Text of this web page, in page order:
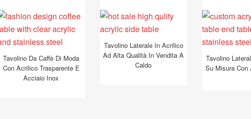
Tavolino Da Caffè Di Moda
Con Acrilico Trasparente E
Acciaio Inox
Tavolino Laterale In Acrilico
Ad Alta Qualità In Vendita A
Caldo
Tavolino
Su Misura Con